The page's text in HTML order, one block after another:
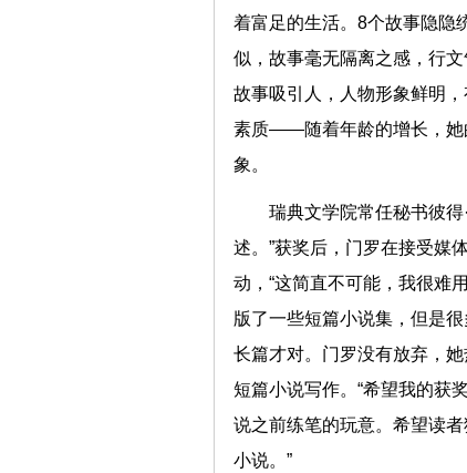
着富足的生活。8个故事隐隐
似，故事毫无隔离之感，行
故事吸引人，人物形象鲜明
素质——随着年龄的增长，她
象。
瑞典文学院常任秘书彼
述。”获奖后，门罗在接受媒
动，“这简直不可能，我很难
版了一些短篇小说集，但是
长篇才对。门罗没有放弃，
短篇小说写作。“希望我的获
说之前练笔的玩意。希望读
小说。”